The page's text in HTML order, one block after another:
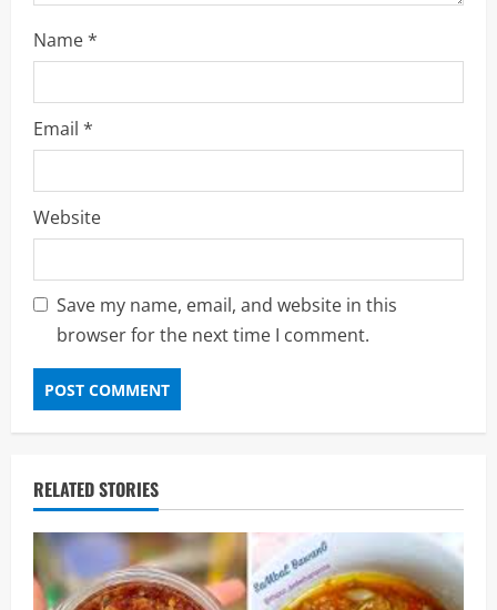
Name*
Email *
Website
Save my name, email, and website in this
browser for the next time I comment.
RELATED STORIES